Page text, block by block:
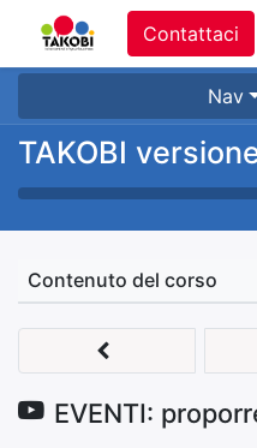
Contattaci
Nav
TAKOBI
Contenuto del corso